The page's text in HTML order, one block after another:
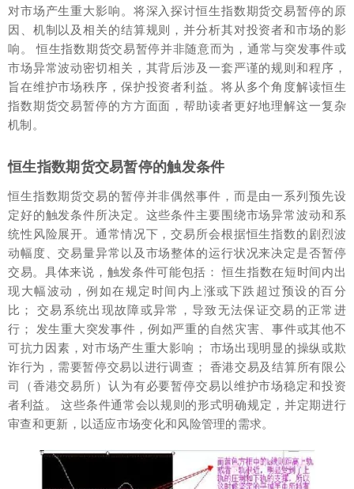
对市场产生重大影响。将深入探讨恒生指数期货交易暂停的原
因、机制以及相关的结算规则，并分析其对投资者和市场的影
响。 恒生指数期货交易暂停并非随意而为，通常与突发事件或
市场异常波动密切相关，其背后涉及一套严谨的规则和程序，
旨在维护市场秩序，保护投资者利益。将从多个角度解读恒生
指数期货交易暂停的方方面面，帮助读者更好地理解这一复杂
机制。
恒生指数期货交易暂停的触发条件
恒生指数期货交易的暂停并非偶然事件，而是由一系列预先设
定好的触发条件所决定。这些条件主要围绕市场异常波动和系
统性风险展开。通常情况下，交易所会根据恒生指数的剧烈波
动幅度、交易量异常以及市场整体的运行状况来决定是否暂停
交易。具体来说，触发条件可能包括： 恒生指数在短时间内出
现大幅波动，例如在规定时间内上涨或下跌超过预设的百分
比； 交易系统出现故障或异常，导致无法保证交易的正常进
行； 发生重大突发事件，例如严重的自然灾害、事件或其他不
可抗力因素，对市场产生重大影响； 市场出现明显的操纵或欺
诈行为，需要暂停交易以进行调查； 香港交易及结算所有限公
司（香港交易所）认为有必要暂停交易以维护市场稳定和投资
者利益。 这些条件通常会以规则的形式明确规定，并定期进行
审查和更新，以适应市场变化和风险管理的需求。